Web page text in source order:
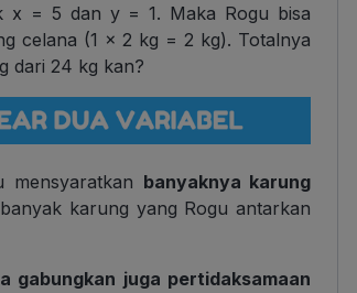
x = 5 dan y = 1. Maka Rogu bisa
celana (1 x 2 kg = 2 kg). Totalnya
dari 24 kg kan?
banyaknya karung
karung yang Rogu antarkan
gabungkan juga pertidaksamaan